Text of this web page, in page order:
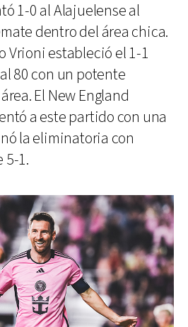
1-0 al Alajuelense al
dentro del área chica.
Vrioni estableció el 1-1
80 con un potente
El New England
a este partido con una
la eliminatoria con
5-1.